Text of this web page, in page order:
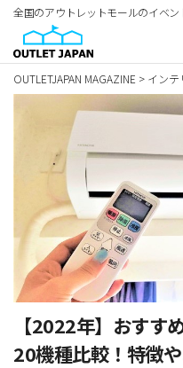
全国のアウトレットモールのイベ
OUTLETJAPAN MAGAZINE > インテ
【2022年】おすす
20機種比較！特徴